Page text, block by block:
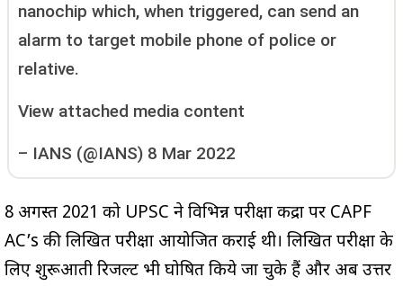
nanochip which, when triggered, can send an
alarm to target mobile phone of police or
relative.
View attached media content
– IANS (@IANS) 8 Mar 2022
8 अगस्त 2021 को UPSC ने विभिन्न परीक्षा केंद्रों पर CAPF
AC’s की लिखित परीक्षा आयोजित कराई थी। लिखित परीक्षा के
लिए शुरूआती रिजल्ट भी घोषित किये जा चुके हैं और अब उत्तर